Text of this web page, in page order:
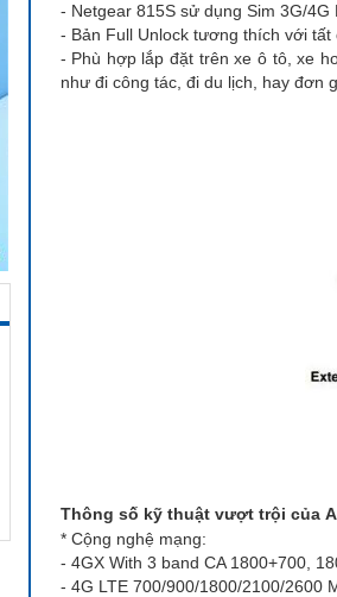
- Netgear 815S sử dụng Sim 3G/4G
- Bản Full Unlock tương thích với tất
- Phù hợp lắp đặt trên xe ô tô, xe
như đi công tác, đi du lịch, hay đơn
Thông số kỹ thuật vượt trội của
* Cộng nghệ mạng:
- 4GX With 3 band CA 1800+700,
- 4G LTE 700/900/1800/2100/2600